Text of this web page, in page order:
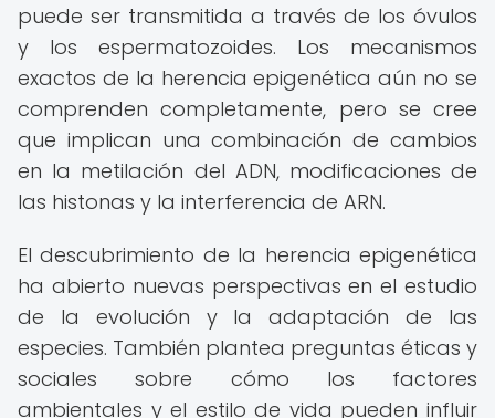
puede ser transmitida a través de los óvulos
y los espermatozoides. Los mecanismos
exactos de la herencia epigenética aún no se
comprenden completamente, pero se cree
que implican una combinación de cambios
en la metilación del ADN, modificaciones de
las histonas y la interferencia de ARN.
El descubrimiento de la herencia epigenética
ha abierto nuevas perspectivas en el estudio
de la evolución y la adaptación de las
especies. También plantea preguntas éticas y
sociales sobre cómo los factores
ambientales y el estilo de vida pueden influir